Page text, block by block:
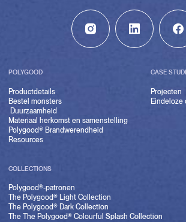
POLYGOOD
Productdetails
Bestel monsters
Duurzaamheid
Materiaal herkomst en samenstelling
Polygood® Brandwerendheid
Resources
CASE
Projecten
COLLECTIONS
Polygood®-patronen
The Polygood® Light Collection
The Polygood® Dark Collection
The The Polygood® Colourful Splash Collection